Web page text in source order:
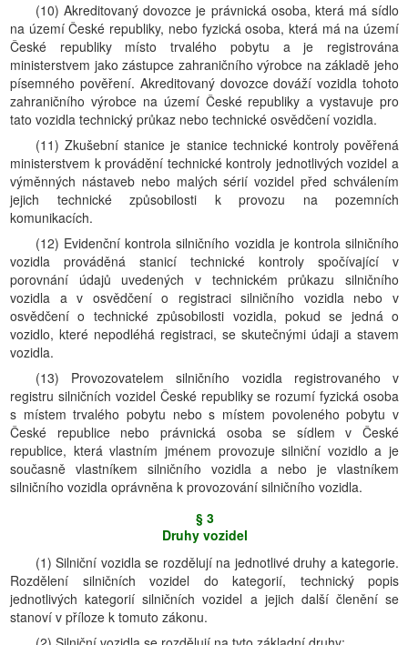
(10) Akreditovaný dovozce je právnická osoba, která má sídlo
na území České republiky, nebo fyzická osoba, která má na území
České republiky místo trvalého pobytu a je registrována
ministerstvem jako zástupce zahraničního výrobce na základě jeho
písemného pověření. Akreditovaný dovozce dováží vozidla tohoto
zahraničního výrobce na území České republiky a vystavuje pro
tato vozidla technický průkaz nebo technické osvědčení vozidla.
(11) Zkušební stanice je stanice technické kontroly pověřená
ministerstvem k provádění technické kontroly jednotlivých vozidel a
výměnných nástaveb nebo malých sérií vozidel před schválením
jejich technické způsobilosti k provozu na pozemních
komunikacích.
(12) Evidenční kontrola silničního vozidla je kontrola silničního
vozidla prováděná stanicí technické kontroly spočívající v
porovnání údajů uvedených v technickém průkazu silničního
vozidla a v osvědčení o registraci silničního vozidla nebo v
osvědčení o technické způsobilosti vozidla, pokud se jedná o
vozidlo, které nepodléhá registraci, se skutečnými údaji a stavem
vozidla.
(13) Provozovatelem silničního vozidla registrovaného v
registru silničních vozidel České republiky se rozumí fyzická osoba
s místem trvalého pobytu nebo s místem povoleného pobytu v
České republice nebo právnická osoba se sídlem v České
republice, která vlastním jménem provozuje silniční vozidlo a je
současně vlastníkem silničního vozidla a nebo je vlastníkem
silničního vozidla oprávněna k provozování silničního vozidla.
§ 3
Druhy vozidel
(1) Silniční vozidla se rozdělují na jednotlivé druhy a kategorie.
Rozdělení silničních vozidel do kategorií, technický popis
jednotlivých kategorií silničních vozidel a jejich další členění se
stanoví v příloze k tomuto zákonu.